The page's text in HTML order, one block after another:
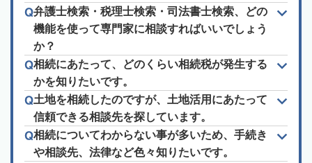
弁護士検索・税理士検索・司法書士検索、どの
機能を使って専門家に相談すればいいでしょう
か？
相続にあたって、どのくらい相続税が発生する
かを知りたいです。
土地を相続したのですが、土地活用にあたって
信頼できる相談先を探しています。
相続についてわからない事が多いため、手続き
や相談先、法律など色々知りたいです。